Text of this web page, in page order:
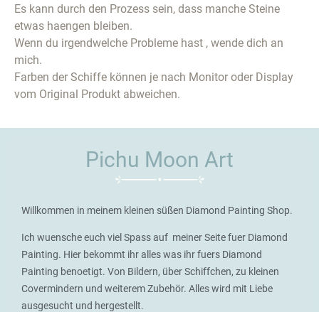
Es kann durch den Prozess sein, dass manche Steine
etwas haengen bleiben.
Wenn du irgendwelche Probleme hast , wende dich an
mich.
Farben der Schiffe können je nach Monitor oder Display
vom Original Produkt abweichen.
Pichu Moon Art
Willkommen in meinem kleinen süßen Diamond Painting Shop.
Ich wuensche euch viel Spass auf meiner Seite fuer Diamond
Painting. Hier bekommt ihr alles was ihr fuers Diamond
Painting benoetigt. Von Bildern, über Schiffchen, zu kleinen
Covermindern und weiterem Zubehör. Alles wird mit Liebe
ausgesucht und hergestellt.